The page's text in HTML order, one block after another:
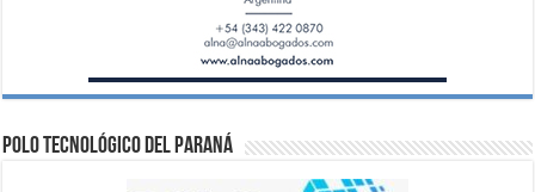
Polo Tecnológico del Paraná